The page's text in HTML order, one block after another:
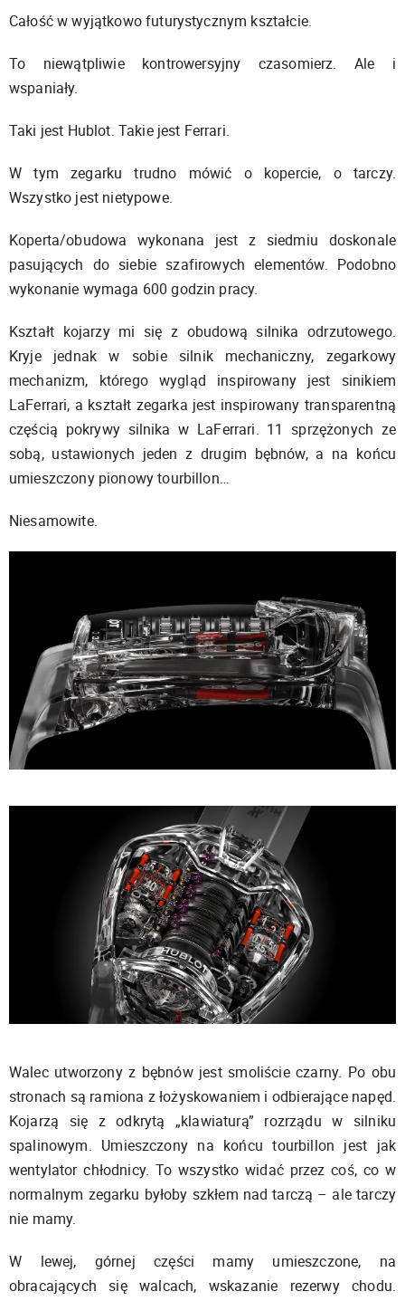
Całość w wyjątkowo futurystycznym kształcie.
To niewątpliwie kontrowersyjny czasomierz. Ale i
wspaniały.
Taki jest Hublot. Takie jest Ferrari.
W tym zegarku trudno mówić o kopercie, o tarczy.
Wszystko jest nietypowe.
Koperta/obudowa wykonana jest z siedmiu doskonale
pasujących do siebie szafirowych elementów. Podobno
wykonanie wymaga 600 godzin pracy.
Kształt kojarzy mi się z obudową silnika odrzutowego.
Kryje jednak w sobie silnik mechaniczny, zegarkowy
mechanizm, którego wygląd inspirowany jest sinikiem
LaFerrari, a kształt zegarka jest inspirowany transparentną
częścią pokrywy silnika w LaFerrari. 11 sprzężonych ze
sobą, ustawionych jeden z drugim bębnów, a na końcu
umieszczony pionowy tourbillon…
Niesamowite.
Walec utworzony z bębnów jest smoliście czarny. Po obu
stronach są ramiona z łożyskowaniem i odbierające napęd.
Kojarzą się z odkrytą „klawiaturą” rozrządu w silniku
spalinowym. Umieszczony na końcu tourbillon jest jak
wentylator chłodnicy. To wszystko widać przez coś, co w
normalnym zegarku byłoby szkłem nad tarczą – ale tarczy
nie mamy.
W lewej, górnej części mamy umieszczone, na
obracających się walcach, wskazanie rezerwy chodu.